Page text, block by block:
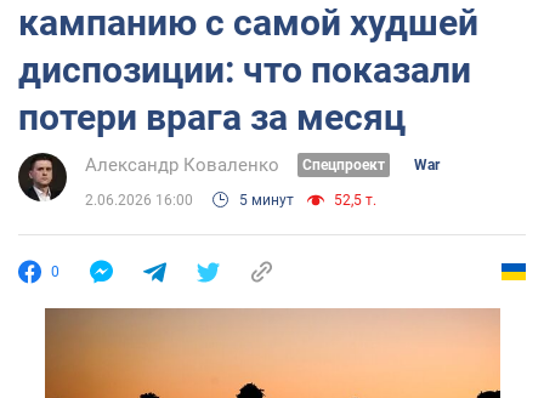
кампанию с самой худшей
диспозиции: что показали
потери врага за месяц
Александр Коваленко Спецпроект War
2.06.2026 16:00 5 минут 52,5 т.
0